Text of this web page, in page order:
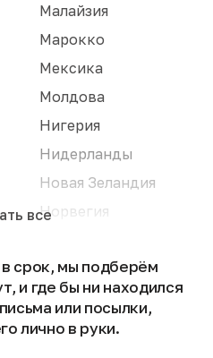
Малайзия
Марокко
Мексика
Молдова
Нигерия
Нидерланды
Новая Зеландия
Норвегия
Польша
Португалия
Румыния
все
срок, мы подберём
и где бы ни находился
или посылки,
лично в руки.